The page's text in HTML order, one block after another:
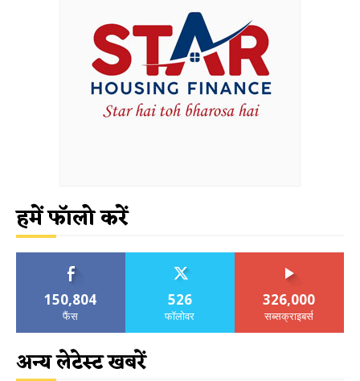
हमें फॉलो करें
150,804
फैंस
526
फॉलोवर
326,000
सब्सक्राइबर्स
अन्य लेटेस्ट खबरें